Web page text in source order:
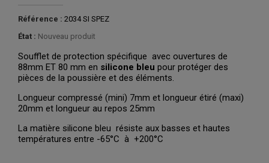
Référence : 2034 SI SPEZ
État : Nouveau produit
Soufflet de protection spécifique avec ouvertures de
88mm ET 80 mm en silicone bleu pour protéger des
pièces de la poussière et des éléments.
Longueur compressé (mini) 7mm et longueur étiré (maxi)
20mm et longueur au repos 25mm
La matière silicone bleu résiste aux basses et hautes
températures entre -65°C à +200°C